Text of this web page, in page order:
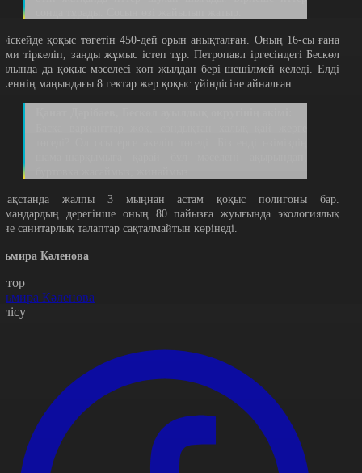
қоқыс төгетін 450-дей орын анықталған. Оның 16-сы ғана
тіркеліп, заңды жұмыс істеп тұр. Петропавл іргесіндегі Бескөл
да қоқыс мәселесі көп жылдан бері шешілмей келеді. Елді
маңындағы 8 гектар жер қоқыс үйіндісіне айналған.
жалпы 3 мыңнан астам қоқыс полигоны бар.
дерегінше оның 80 пайызға жуығында экологиялық
санитарлық талаптар сақталмайтын көрінеді.
Кәленова
Кәленова